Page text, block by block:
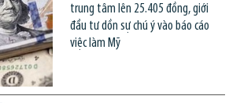
trung tâm lên 25.405 đồng, giới
đầu tư dồn sự chú ý vào báo cáo
việc làm Mỹ